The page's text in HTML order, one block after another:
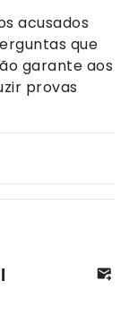
acusados
que
garante aos
provas